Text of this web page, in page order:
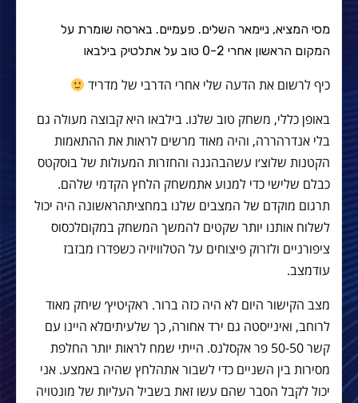
מסי המציא, ניימאר השלים. פעמיים. בארסה שומרת על
המקום הראשון אחרי 0-2 טוב על אתלטיק בילבאו
כיףלרשום את הדעה שלי אחרי הדרבי של מדריד
באופןכללי, משחק טוב שלנו. בילבאו היאקבוצה מעולה גם
בלי אנדרהררה, והיה מאוד מרשים לראותאת ההתאמות
הקטנות שלוצ׳ו עשהבהגנה והחזרות המעולות שלבוסקטס
כבלם שלישי כדי למנועאתמשחק הלחץ הקדמי שלהם.
תרגום מוקדם של המצבים שלנו במחציתהראשונה היה יכול
לשלוח אותנו יותר שקטים להמשך המשחק במקוםלכסוס
ציפורניים ולזרוק פיצוחים על הטלוויזיה כשפדרו מבזבז
עודמצב.
מצב הקישור היום לא היה כזה ברור. ראקיטיץ׳ שיחק מאוד
לרוחב, ואינייסטה גם ירדאחורה, כך שלעיתיםלא היינו עם
קשר
פראקסלנס. הייתי שמח לראות יותר החלפת
מסירותבין השניים כדי לשבוראתהלחץ שהיה באמצע. אני
יכול לקבל הסבר שהם עשו זאת בשביל העליות של מונטויה